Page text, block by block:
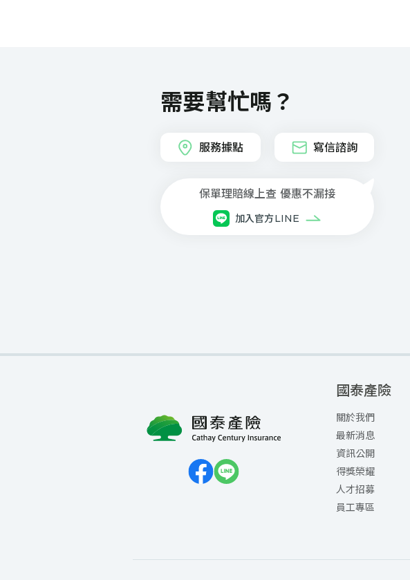
需要幫忙嗎？
服務據點 寫信諮詢
保單理賠線上查 優惠不漏接
加入官方LINE
國泰產險
關於我們
最新消息
資訊公開
得獎榮耀
人才招募
員工專區